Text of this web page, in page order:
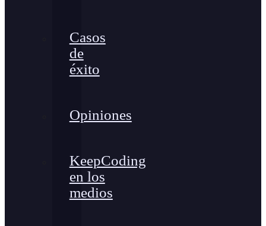
Casos
de
éxito
Opiniones
KeepCoding
en los
medios